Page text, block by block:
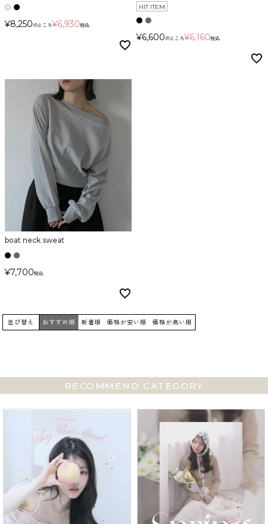
¥8,250 のところ¥6,930税込
HIT ITEM
¥6,600 のところ¥6,160税込
boat neck sweat
¥7,700税込
並び替え おすすめ順 新着順 価格が安い順 価格が高い順
RECOMMEND CATEGORY